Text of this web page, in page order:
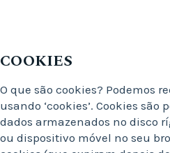
COOKIES
O que são cookies? Podemos
usando ‘cookies’. Cookies são
dados armazenados no disco
ou dispositivo móvel no seu